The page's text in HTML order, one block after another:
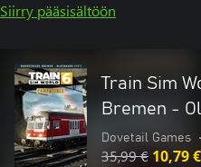
Siirry pääsisältöön
Train Sim
Bremen -
Dovetail Games •
35,99 € 10,79 €